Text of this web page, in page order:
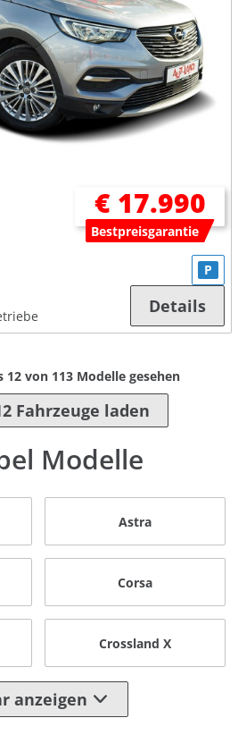
€ 17.990
Bestpreisgarantie
P
Details
12von 113Modelle gesehen
Fahrzeuge laden
Modelle
Astra
Corsa
Crossland X
anzeigen